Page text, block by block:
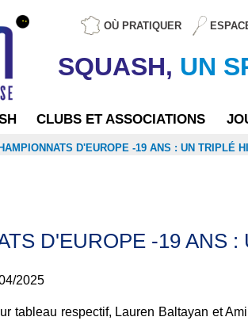
OÙ PRATIQUER
SQUASH, UN
CLUBS ET ASSOCIATIONS
D'EUROPE -19 ANS : UN TRIPLÉ
D'EUROPE -19 ANS
2025
tableau respectif, Lauren Baltayan et